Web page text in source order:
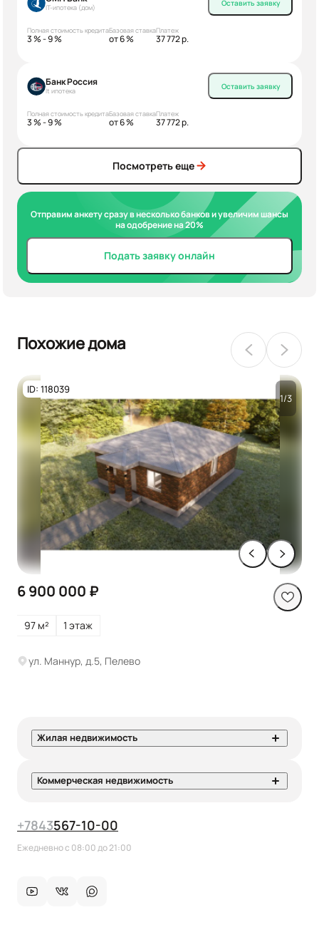
IT-ипотека (дом)
Полная стоимость кредита
3 % - 9 %
Базовая ставка
от 6 %
Платеж
37 772 р.
Оставить заявку
Банк Россия
It ипотека
Полная стоимость кредита
3 % - 9 %
Базовая ставка
от 6 %
Платеж
37 772 р.
Оставить заявку
Посмотреть еще
Отправим анкету сразу в несколько банков и увеличим шансы
на одобрение на 20%
Подать заявку онлайн
Похожие дома
ID: 118039
1/3
6 900 000 ₽
97 м² 1 этаж
ул. Маннур, д.5, Пелево
Жилая недвижимость
Коммерческая недвижимость
+7843567-10-00
Ежедневно с 08:00 до 21:00